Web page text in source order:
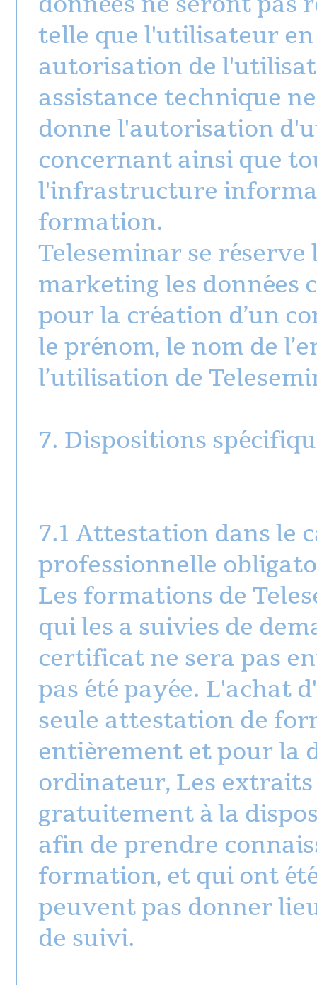
telle que l'utilisateur
autorisation de
assistance technique
donne l'autorisation
concernant ainsi que
l'infrastructure
formation.
Teleseminar se
marketing les données
pour la création d’un
le prénom, le nom de
l’utilisation de
7. Dispositions
7.1 Attestation dans le
professionnelle
Les formations de
qui les a suivies de
certificat ne sera pas
pas été payée. L'achat
seule attestation de
entièrement et pour la
ordinateur, Les
gratuitement à la
afin de prendre
formation, et qui ont
peuvent pas donner
de suivi.